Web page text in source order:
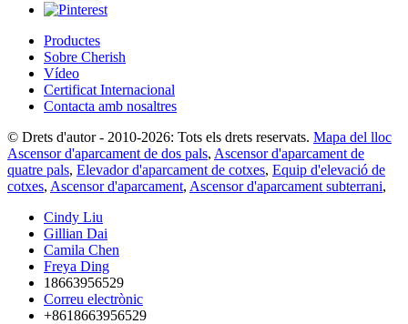
Productes
Sobre Cherish
Vídeo
Certificat Internacional
Contacta amb nosaltres
© Drets d'autor - 2010-2026: Tots els drets reservats. Mapa del lloc
Ascensor d'aparcament de dos pals, Ascensor d'aparcament de
quatre pals, Elevador d'aparcament de cotxes, Equip d'elevació de
cotxes, Ascensor d'aparcament, Ascensor d'aparcament subterrani,
Cindy Liu
Gillian Dai
Camila Chen
Freya Ding
18663956529
Correu electrònic
+8618663956529